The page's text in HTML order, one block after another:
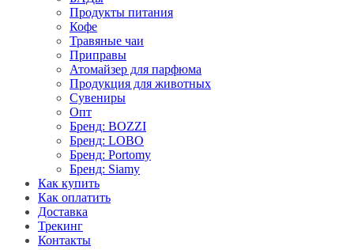
Продукты питания
Кофе
Травяные чаи
Приправы
Атомайзер для парфюма
Продукция для животных
Сувениры
Опт
Бренд: BOZZI
Бренд: LOBO
Бренд: Portomy
Бренд: Siamy
Как купить
Как оплатить
Доставка
Трекинг
Контакты